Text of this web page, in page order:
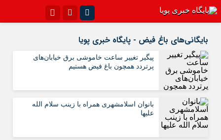
سروش
آپارات اپلیکیشن
بایگانی‌های باغ فیض - پایگاه خبری پویا
پیگیر تغییر ساعت خاموشی برق خیابان‌های
پرتردد همچون باغ فیض هستیم
بانوان اسلامشهری همراه با زینب سلام الله
علیها